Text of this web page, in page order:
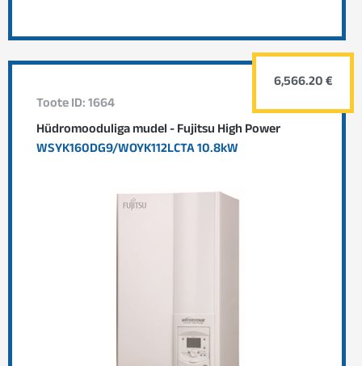
Toote ID: 1664
Hüdromooduliga mudel - Fujitsu High Power
WSYK160DG9/WOYK112LCTA 10.8kW
6,566.20 €